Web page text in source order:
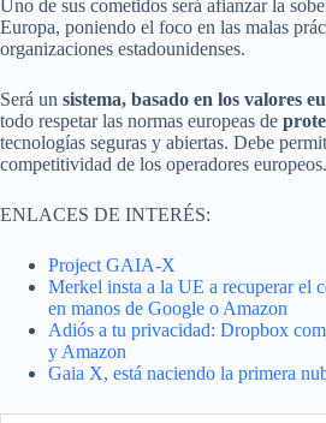
Uno de sus cometidos será afianzar la
Europa, poniendo el foco en las malas
organizaciones estadounidenses.
Será un sistema, basado en los valores
todo respetar las normas europeas de
tecnologías seguras y abiertas. Debe
competitividad de los operadores europeos.
ENLACES DE INTERÉS:
Project GAIA-X
Merkel insta a la UE a recuperar el
en manos de Google o Amazon
Adiós a tu privacidad: Dropbox
y Amazon
Gaia X, está naciendo la primera